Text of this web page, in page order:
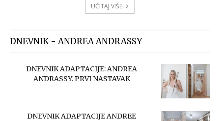
UČITAJ VIŠE
DNEVNIK - ANDREA ANDRASSY
DNEVNIK ADAPTACIJE: ANDREA
ANDRASSY. PRVI NASTAVAK
DNEVNIK ADAPTACIJE ANDREE